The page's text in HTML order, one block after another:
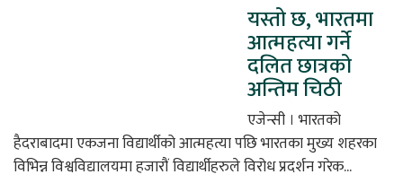
यस्तो छ, भारतमा
आत्महत्या गर्ने
दलित छात्रको
अन्तिम चिठी
एजेन्सी । भारतको
हैदराबादमा एकजना विद्यार्थीको आत्महत्या पछि भारतका मुख्य शहरका
विभिन्न विश्वविद्यालयमा हजारौं विद्यार्थीहरुले विरोध प्रदर्शन गरेक...